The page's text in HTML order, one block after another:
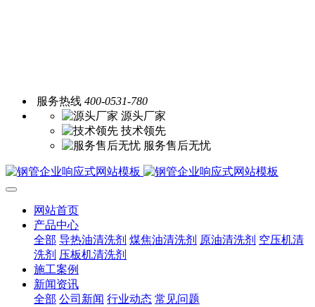
服务热线 400-0531-780
源头厂家
技术领先
服务售后无忧
网站首页
产品中心
全部 导热油清洗剂 煤焦油清洗剂 原油清洗剂 空压机清
洗剂 压板机清洗剂
施工案例
新闻资讯
全部 公司新闻 行业动态 常见问题